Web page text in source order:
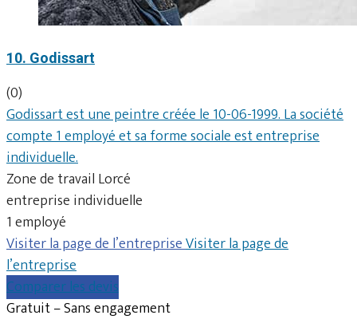
10. Godissart
(0)
Godissart est une peintre créée le 10-06-1999. La société
compte 1 employé et sa forme sociale est entreprise
individuelle.
Zone de travail Lorcé
entreprise individuelle
1 employé
Visiter la page de l’entrepriseVisiter la page de
l’entreprise
Comparer les devis
Gratuit – Sans engagement